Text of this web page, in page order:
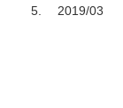
5. 2019/03